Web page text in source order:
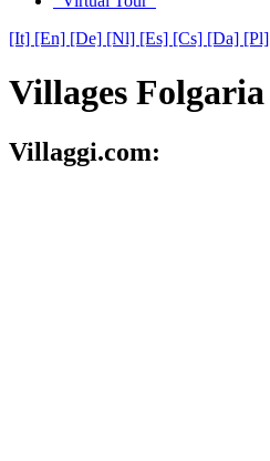
[It] [En] [De] [Nl] [Es] [Cs] [Da] [Pl]
Villages Folgaria
Villaggi.com: